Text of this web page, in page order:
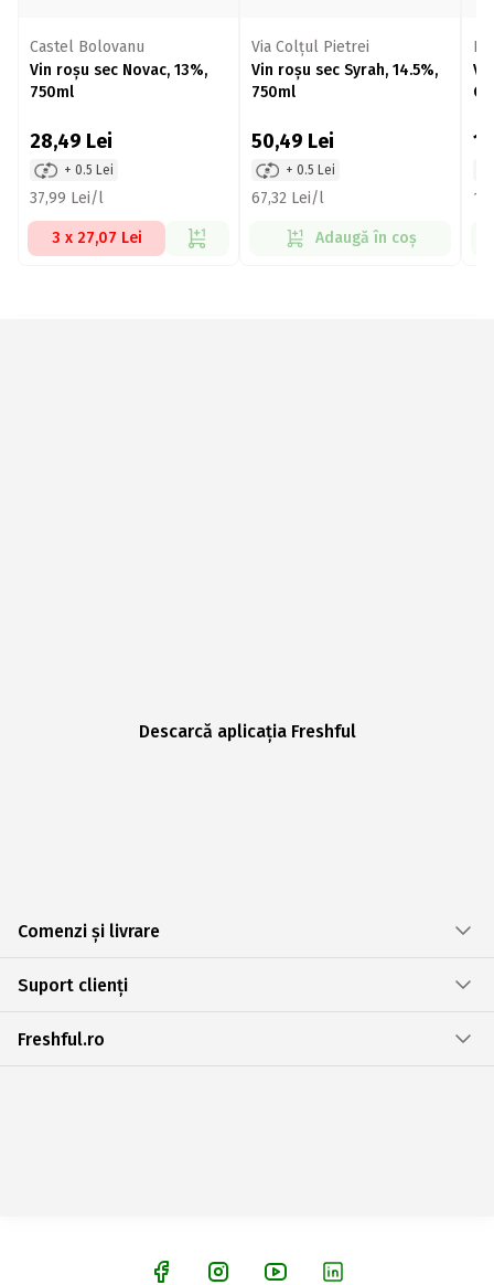
Castel Bolovanu
Vin roșu sec Novac, 13%,
750ml
28,49 Lei
+ 0.5 Lei
37,99 Lei/l
3 x 27,07 Lei
Via Colțul Pietrei
Vin roșu sec Syrah, 14.5%,
750ml
50,49 Lei
+ 0.5 Lei
67,32 Lei/l
Adaugă în coș
Descarcă aplicația Freshful
Comenzi și livrare
Suport clienți
Freshful.ro